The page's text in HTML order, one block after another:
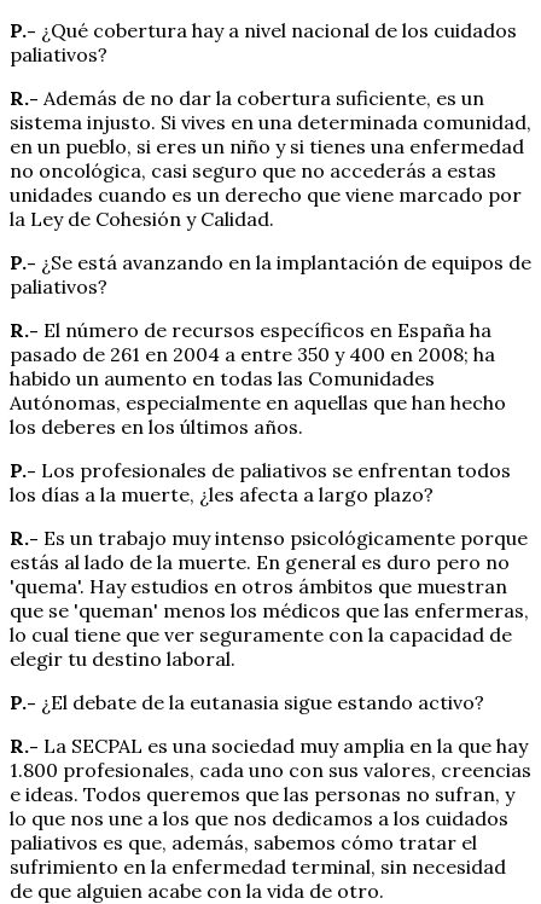
P.- ¿Qué cobertura hay a nivel nacional de los cuidados
paliativos?
R.- Además de no dar la cobertura suficiente, es un
sistema injusto. Si vives en una determinada comunidad,
en un pueblo, si eres un niño y si tienes una enfermedad
no oncológica, casi seguro que no accederás a estas
unidades cuando es un derecho que viene marcado por
la Ley de Cohesión y Calidad.
P.- ¿Se está avanzando en la implantación de equipos de
paliativos?
R.- El número de recursos específicos en España ha
pasado de 261 en 2004 a entre 350 y 400 en 2008; ha
habido un aumento en todas las Comunidades
Autónomas, especialmente en aquellas que han hecho
los deberes en los últimos años.
P.- Los profesionales de paliativos se enfrentan todos
los días a la muerte, ¿les afecta a largo plazo?
R.- Es un trabajo muy intenso psicológicamente porque
estás al lado de la muerte. En general es duro pero no
'quema'. Hay estudios en otros ámbitos que muestran
que se 'queman' menos los médicos que las enfermeras,
lo cual tiene que ver seguramente con la capacidad de
elegir tu destino laboral.
P.- ¿El debate de la eutanasia sigue estando activo?
R.- La SECPAL es una sociedad muy amplia en la que hay
1.800 profesionales, cada uno con sus valores, creencias
e ideas. Todos queremos que las personas no sufran, y
lo que nos une a los que nos dedicamos a los cuidados
paliativos es que, además, sabemos cómo tratar el
sufrimiento en la enfermedad terminal, sin necesidad
de que alguien acabe con la vida de otro.